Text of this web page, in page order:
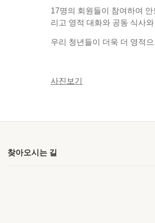
17명의 회원들이 참여하여
리고 영적 대화와 공동 식사
우리 청년들이 더욱 더 영적
사진보기
찾아오시는 길